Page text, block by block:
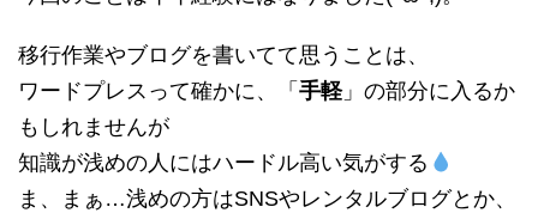
移行作業やブログを書いてて思うことは、
ワードプレスって確かに、「 手軽」の部分に入るか
もしれませんが
知識が浅めの人にはハードル高い気がする
ま、まぁ…浅めの方はSNSやレンタルブログとか、